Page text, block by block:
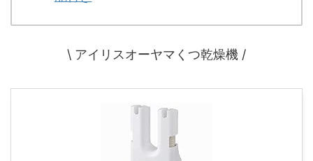
\ アイリスオーヤマくつ乾燥機 /